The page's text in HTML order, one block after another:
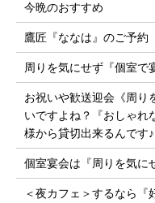
今晩のおすすめ
鷹匠『ななは』のご予約
周りを気にせず『個室で
お祝いや歓送迎会《周り
いですよね？『おしゃれ
様から貸切出来るんです♪
個室宴会は『周りを気に
＜夜カフェ＞するなら『